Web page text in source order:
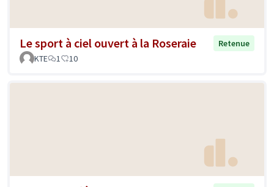
Le sport à ciel ouvert à la Roseraie
Retenue
KTE
1 10